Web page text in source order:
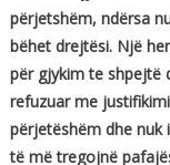
përjetshëm, ndërsa
bëhet drejtësi. Një
për gjykim te shpejtë
refuzuar me
përjetëshëm dhe nuk
të më tregojnë